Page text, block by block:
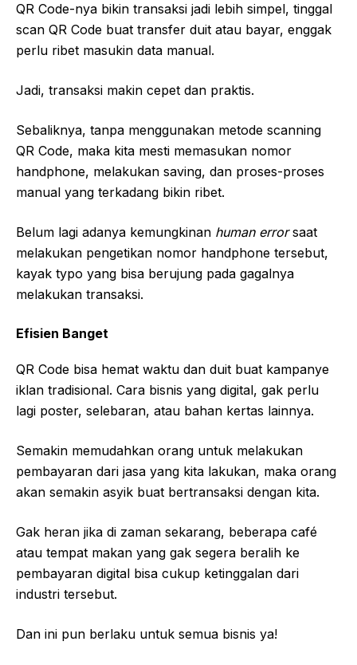
QR Code-nya bikin transaksi jadi lebih simpel, tinggal
scan QR Code buat transfer duit atau bayar, enggak
perlu ribet masukin data manual.
Jadi, transaksi makin cepet dan praktis.
Sebaliknya, tanpa menggunakan metode scanning
QR Code, maka kita mesti memasukan nomor
handphone, melakukan saving, dan proses-proses
manual yang terkadang bikin ribet.
Belum lagi adanya kemungkinan human errorsaat
melakukan pengetikan nomor handphone tersebut,
kayak typo yang bisa berujung pada gagalnya
melakukan transaksi.
Efisien Banget
QR Code bisa hemat waktu dan duit buat kampanye
iklan tradisional. Cara bisnis yang digital, gak perlu
lagi poster, selebaran, atau bahan kertas lainnya.
Semakin memudahkan orang untuk melakukan
pembayaran dari jasa yang kita lakukan, maka orang
akan semakin asyik buat bertransaksi dengan kita.
Gak heran jika di zaman sekarang, beberapa café
atau tempat makan yang gak segera beralih ke
pembayaran digital bisa cukup ketinggalan dari
industri tersebut.
Dan ini pun berlaku untuk semua bisnis ya!